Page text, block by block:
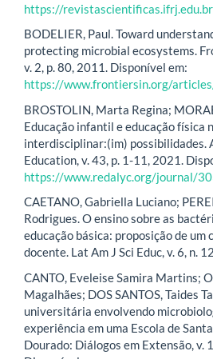
https://
BODELIER, Paul. Toward
protecting microbial ecosystems.
v. 2, p. 80, 2011. Disponível em:
https://www.frontiersin.org/
BROSTOLIN, Marta Regina;
Educação infantil e educação física
interdisciplinar:(im) possibilidades.
Education, v. 43, p. 1-11, 2021.
https://www.redalyc.org/journal/
CAETANO, Gabriella Luciano;
Rodrigues. O ensino sobre as
educação básica: proposição de um
docente. Lat Am J Sci Educ, v. 6, n.
CANTO, Eveleise Samira Martins;
Magalhães; DOS SANTOS, Taides
universitária envolvendo
experiência em uma Escola de
Dourado: Diálogos em Extensão, v.